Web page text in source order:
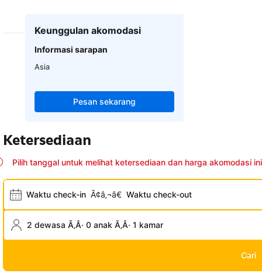
Keunggulan akomodasi
Informasi sarapan
Asia
Pesan sekarang
Ketersediaan
Pilih tanggal untuk melihat ketersediaan dan harga akomodasi ini
Waktu check-in Ã¢â‚¬â€ Waktu check-out
2 dewasa Ã‚Â· 0 anak Ã‚Â· 1 kamar
Cari